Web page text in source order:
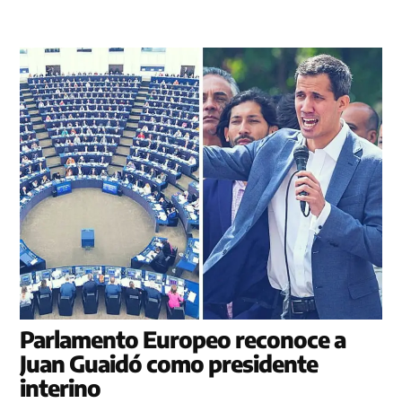
Parlamento Europeo reconoce a
Juan Guaidó como presidente
interino